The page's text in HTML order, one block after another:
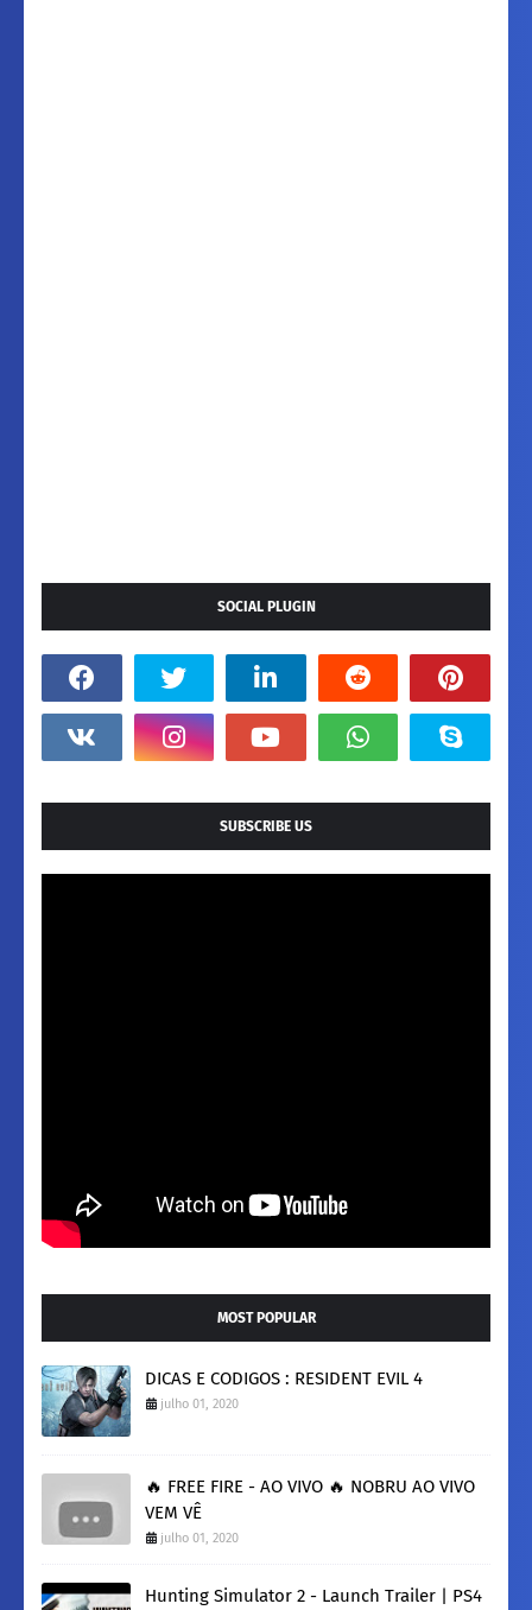
SOCIAL PLUGIN
SUBSCRIBE US
MOST POPULAR
DICAS E CODIGOS : RESIDENT EVIL 4
julho 01, 2020
🔥 FREE FIRE - AO VIVO 🔥 NOBRU AO VIVO
VEM VÊ
julho 01, 2020
Hunting Simulator 2 - Launch Trailer | PS4